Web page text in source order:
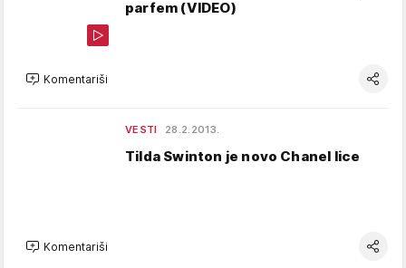
parfem (VIDEO)
Komentariši
VESTI 28.2.2013.
Tilda Swinton je novo Chanel lice
Komentariši